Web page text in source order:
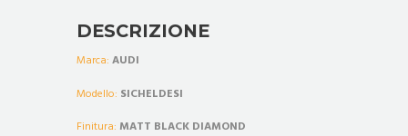
DESCRIZIONE
Marca: AUDI
Modello: SICHELDESI
Finitura: MATT BLACK DIAMOND